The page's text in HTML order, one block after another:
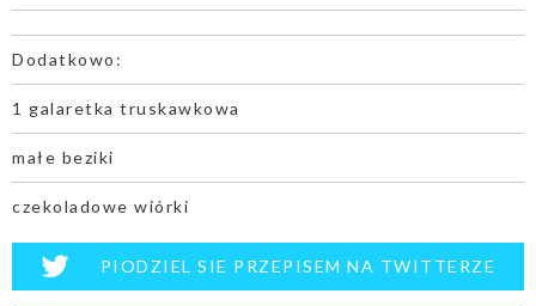
Dodatkowo:
1 galaretka truskawkowa
małe beziki
czekoladowe wiórki
PIODZIEL SIE PRZEPISEM NA TWITTERZE